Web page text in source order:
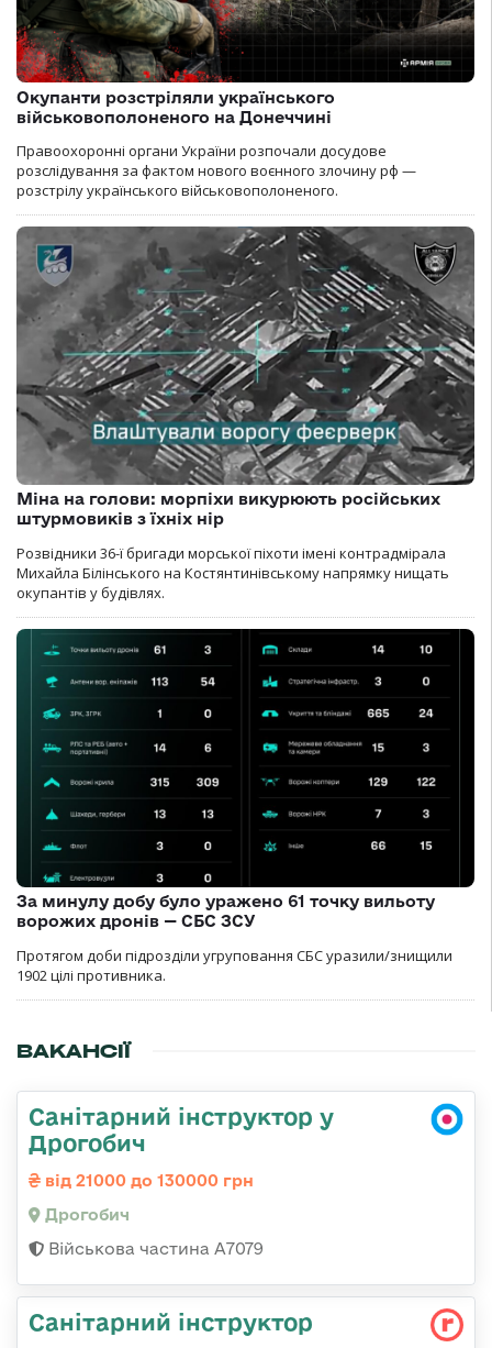
Окупанти розстріляли українського
військовополоненого на Донеччині
Правоохоронні органи України розпочали досудове
розслідування за фактом нового воєнного злочину рф —
розстрілу українського військовополоненого.
Міна на голови: морпіхи викурюють російських
штурмовиків з їхніх нір
Розвідники 36-ї бригади морської піхоти імені контрадмірала
Михайла Білінського на Костянтинівському напрямку нищать
окупантів у будівлях.
За минулу добу було уражено 61 точку вильоту
ворожих дронів — СБС ЗСУ
Протягом доби підрозділи угруповання СБС уразили/знищили
1902 цілі противника.
ВАКАНСІЇ
Санітарний інструктор у
Дрогобич
від 21000 до 130000 грн
Дрогобич
Військова частина А7079
Санітарний інструктор